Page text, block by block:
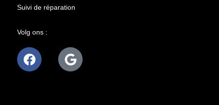
Suivi de réparation
Volg ons :